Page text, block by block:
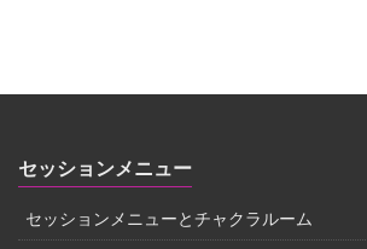
セッションメニュー
セッションメニューとチャクラルーム